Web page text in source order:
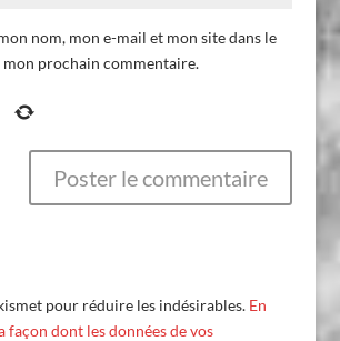
nom, mon e-mail et mon site dans le
prochain commentaire.
pour réduire les indésirables. En
façon dont les données de vos